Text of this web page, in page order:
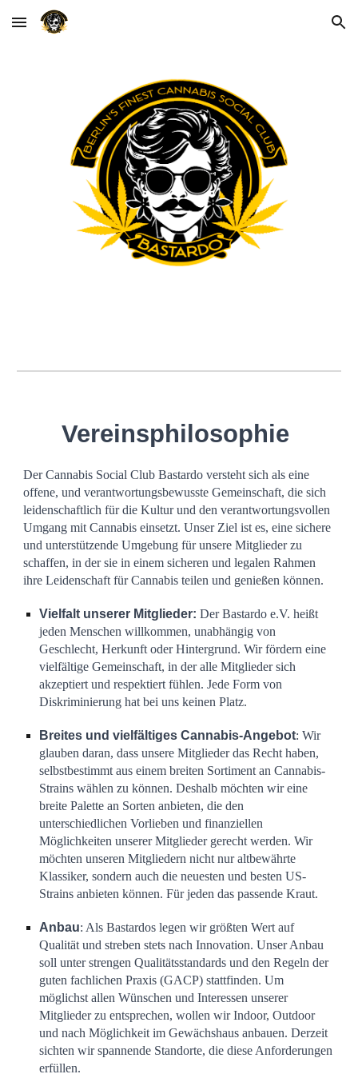
Skip to main content Skip to navigation
Vereinsp hilosophie
Der Cannabis Social ClubBastardo versteht sich als eine
offene, und verantwortungsbewusste Gemeinschaft, die sich
leidenschaftlich für die Kultur und den verantwortungsvollen
Umgang mit Cannabis einsetzt. Unser Ziel ist es, eine sichere
und unterstützende Umgebung für unsere Mitglieder zu
schaffen, in der sie in einem sicheren und legalen Rahmen
ihre Leidenschaft für Cannabis teilen und genießen können.
Vielfalt unserer Mitglieder: Der Bastardo e.V. heißt
jeden Menschen willkommen, unabhängig von
Geschlecht, Herkunft oder Hintergrund. Wir fördern eine
vielfältige Gemeinschaft, in der alle Mitglieder sich
akzeptiert und respektiert fühlen. Jede Form von
Diskriminierung hat bei uns keinen Platz.
Breites und vielfältiges Cannabis-Angebot: Wir
glauben daran, dass unsere Mitglieder das Recht haben,
selbstbestimmt aus einem breiten Sortiment an Cannabis-
Strains wählen zu können. Deshalb möchten wir eine
breite Palette an Sorten anbieten, die den
unterschiedlichen Vorlieben und finanziellen
Möglichkeiten unserer Mitglieder gerecht werden. Wir
möchten unseren Mitgliedern nicht nur altbewährte
Klassiker,sondern auchdie neuesten und besten US-
Strains anbieten können. Für jeden das passende Kraut.
Anbau: AlsBastardos legen wir größten Wert auf
Qualität und streben stets nach Innovation.Unser Anbau
soll unter strengen Qualitätsstandards und den Regeln der
guten fachlichen Praxis (GACP) stattfinden. Um
möglichst allen Wünschen und Interessen unserer
Mitglieder zu entsprechen, wollen wir Indoor, Outdoor
und nach Möglichkeit im Gewächshaus anbauen. Derzeit
sichten wir spannende Standorte, die diese Anforderungen
erfüllen.